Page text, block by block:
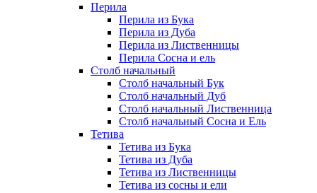
Перила
Перила из Бука
Перила из Дуба
Перила из Лиственницы
Перила Сосна и ель
Столб начальный
Столб начальный Бук
Столб начальный Дуб
Столб начальный Лиственница
Столб начальный Сосна и Ель
Тетива
Тетива из Бука
Тетива из Дуба
Тетива из Лиственницы
Тетива из сосны и ели